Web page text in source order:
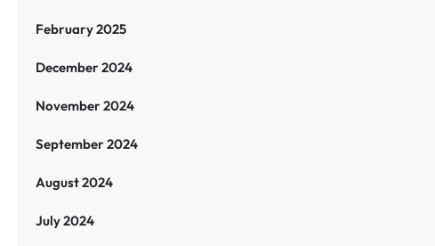
February 2025
December 2024
November 2024
September 2024
August 2024
July 2024